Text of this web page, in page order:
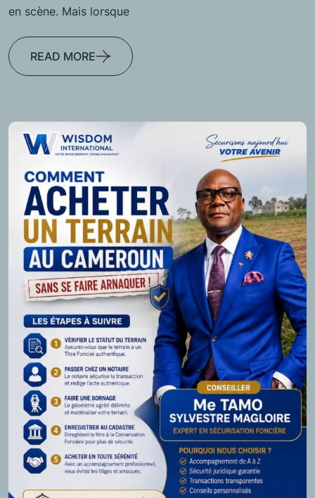
en scène. Mais lorsque
READ MORE